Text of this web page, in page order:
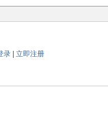
录 |立即注册